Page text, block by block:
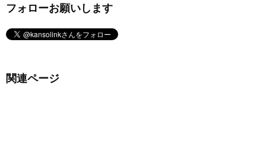
フォローお願いします
関連ページ